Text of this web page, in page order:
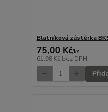
Blatníková zástěrka
75,00 Kč/ks
61,98 Kč bez DPH